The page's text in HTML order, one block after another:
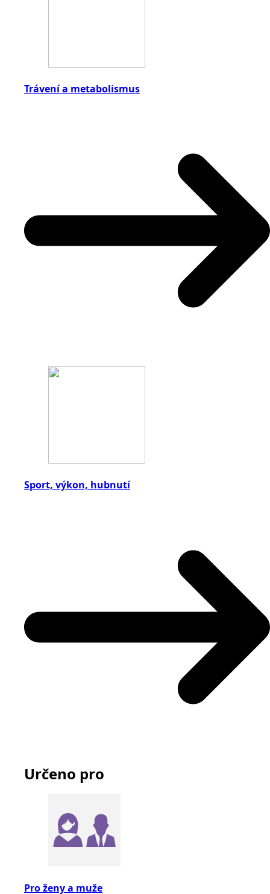
Trávení a metabolismus
Sport, výkon, hubnutí
Určeno pro
Pro ženy a muže